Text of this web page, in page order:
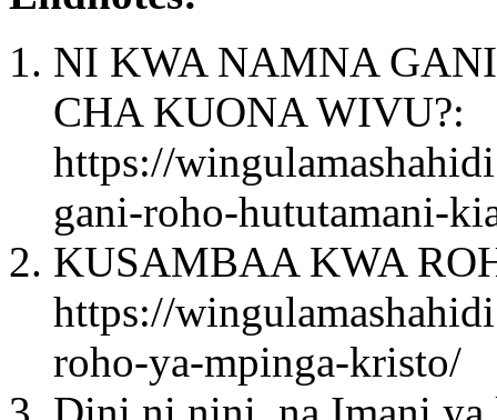
NI KWA NAMNA
CHA KUONA WIVU?:
https://
gani-roho-hututamani-
KUSAMBAA KWA
https://
roho-ya-mpinga-kristo/